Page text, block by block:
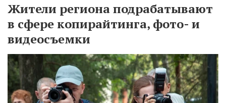
Жители региона подрабатывают
в сфере копирайтинга, фото- и
видеосъемки